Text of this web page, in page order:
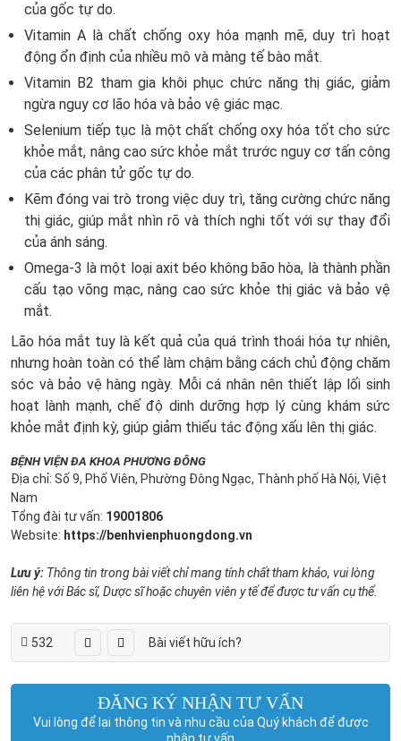
của gốc tự do.
Vitamin A là chất chống oxy hóa mạnh mẽ, duy trì hoạt
động ổn định của nhiều mô và màng tế bào mắt.
Vitamin B2 tham gia khôi phục chức năng thị giác, giảm
ngừa nguy cơ lão hóa và bảo vệ giác mạc.
Selenium tiếp tục là một chất chống oxy hóa tốt cho sức
khỏe mắt, nâng cao sức khỏe mắt trước nguy cơ tấn công
của các phân tử gốc tự do.
Kẽm đóng vai trò trong việc duy trì, tăng cường chức năng
thị giác, giúp mắt nhìn rõ và thích nghi tốt với sự thay đổi
của ánh sáng.
Omega-3 là một loại axit béo không bão hòa, là thành phần
cấu tạo võng mạc, nâng cao sức khỏe thị giác và bảo vệ
mắt.
Lão hóa mắt tuy là kết quả của quá trình thoái hóa tự nhiên,
nhưng hoàn toàn có thể làm chậm bằng cách chủ động chăm
sóc và bảo vệ hàng ngày. Mỗi cá nhân nên thiết lập lối sinh
hoạt lành mạnh, chế độ dinh dưỡng hợp lý cùng khám sức
khỏe mắt định kỳ, giúp giảm thiểu tác động xấu lên thị giác.
BỆNH VIỆN ĐA KHOA PHƯƠNG ĐÔNG
Địa chỉ: Số 9, Phố Viên, Phường Đông Ngạc, Thành phố Hà Nội, Việt
Nam
Tổng đài tư vấn: 19001806
Website: https://benhvienphuongdong.vn
Lưu ý: Thông tin trong bài viết chỉ mang tính chất tham khảo, vui lòng
liên hệ với Bác sĩ, Dược sĩ hoặc chuyên viên y tế để được tư vấn cụ thể.
532 Bài viết hữu ích?
ĐĂNG KÝ NHẬN TƯ VẤN
Vui lòng để lại thông tin và nhu cầu của Quý khách để được